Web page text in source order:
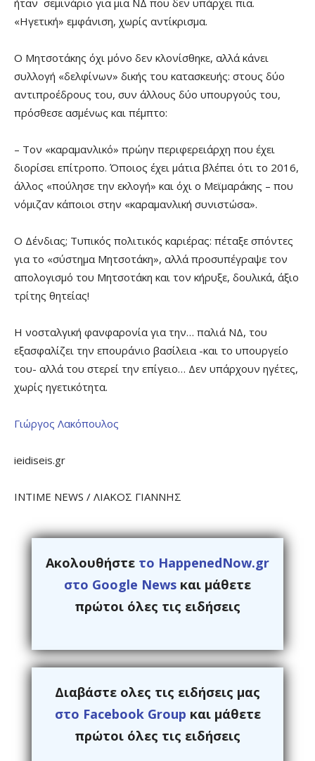
«Ηγετική» εμφάνιση, χωρίς αντίκρισμα.
Ο Μητσοτάκης όχι μόνο δεν κλονίσθηκε, αλλά κάνει
συλλογή «δελφίνων» δικής του κατασκευής: στους δύο
αντιπροέδρους του, συν άλλους δύο υπουργούς του,
πρόσθεσε ασμένως και πέμπτο:
– Τον «καραμανλικό» πρώην περιφερειάρχη που έχει
διορίσει επίτροπο. Όποιος έχει μάτια βλέπει ότι το 2016,
άλλος «πούλησε την εκλογή» και όχι ο Μεϊμαράκης – που
νόμιζαν κάποιοι στην «καραμανλική συνιστώσα».
Ο Δένδιας; Τυπικός πολιτικός καριέρας: πέταξε σπόντες
για το «σύστημα Μητσοτάκη», αλλά προσυπέγραψε τον
απολογισμό του Μητσοτάκη και τον κήρυξε, δουλικά, άξιο
τρίτης θητείας!
Η νοσταλγική φανφαρονία για την… παλιά ΝΔ, του
εξασφαλίζει την επουράνιο βασίλεια -και το υπουργείο
του- αλλά του στερεί την επίγειο… Δεν υπάρχουν ηγέτες,
χωρίς ηγετικότητα.
Γιώργος Λακόπουλος
ieidiseis.gr
INTIME NEWS / ΛΙΑΚΟΣ ΓΙΑΝΝΗΣ
Ακολουθήστε το HappenedNow.gr
στο Google News και μάθετε
πρώτοι όλες τις ειδήσεις
Διαβάστε ολες τις ειδήσεις μας
στο Facebook Group και μάθετε
πρώτοι όλες τις ειδήσεις